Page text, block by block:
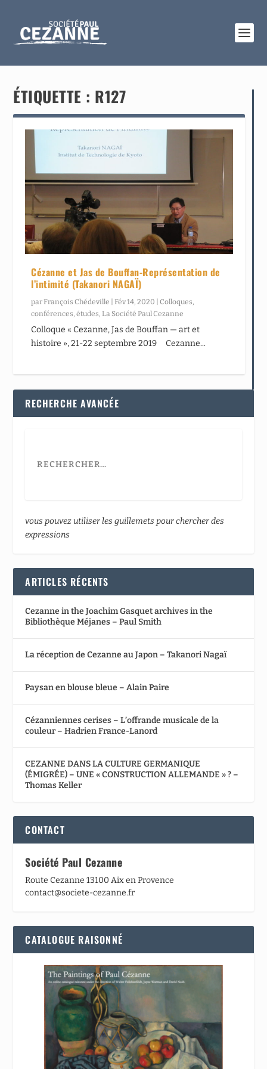
ÉTIQUETTE : R127
Cézanne et Jas de Bouffan-Représentation de
l’intimité (Takanori NAGAÏ)
par François Chédeville Fév 14, 2020 |Colloques,
conférences, études La Société Paul Cezanne
Colloque « Cezanne, Jas de Bouffan — art et
histoire », 21-22 septembre 2019 Cezanne...
RECHERCHE AVANCÉE
vous pouvez utiliser les guillemets pour chercher des
expressions
ARTICLES RÉCENTS
Cezanne in the Joachim Gasquet archives in the
Bibliothèque Méjanes – Paul Smith
La réception de Cezanne au Japon – Takanori Nagaï
Paysan en blouse bleue – Alain Paire
Cézanniennes cerises – L’offrande musicale de la
couleur – Hadrien France-Lanord
CEZANNE DANS LA CULTURE GERMANIQUE
(ÉMIGRÉE) – UNE « CONSTRUCTION ALLEMANDE » ? –
Thomas Keller
CONTACT
Société Paul Cezanne
Route Cezanne 13100 Aix en Provence
contact@societe-cezanne.fr
CATALOGUE RAISONNÉ